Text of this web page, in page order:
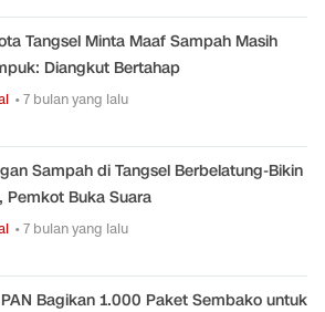
Tangsel Minta Maaf Sampah Masih
Diangkut Bertahap
• 7 bulan yang lalu
Sampah di Tangsel Berbelatung-Bikin
Pemkot Buka Suara
• 7 bulan yang lalu
Bagikan 1.000 Paket Sembako untuk